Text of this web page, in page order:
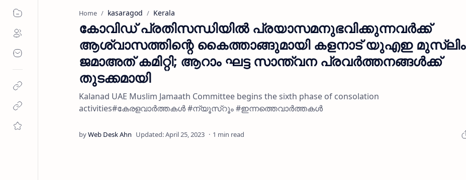
Home kasaragod Kerala
കോവിഡ് പ്രതിസന്ധിയിൽ പ്രയാസമനുഭവിക്കുന്നവർക്ക്
ആശ്വാസത്തിന്റെ കൈത്താങ്ങുമായി കളനാട് യുഎഇ മുസ്ലിം
ജമാഅത് കമിറ്റി; ആറാം ഘട്ട സാന്ത്വന പ്രവർത്തനങ്ങൾക്ക്
തുടക്കമായി
Kalanad UAE Muslim Jamaath Committee begins the sixth phase of consolation
activities#കേരളവാർത്തകൾ #ന്യൂസ്റൂം #ഇന്നത്തെവാർത്തകൾ
1 min read